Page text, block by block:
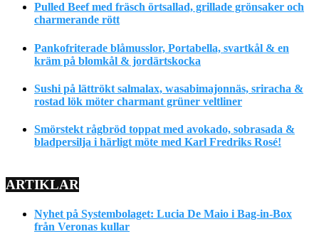
Pulled Beef med fräsch örtsallad, grillade grönsaker och
charmerande rött
Pankofriterade blåmusslor, Portabella, svartkål & en
kräm på blomkål & jordärtskocka
Sushi på lättrökt salmalax, wasabimajonnäs, sriracha &
rostad lök möter charmant grüner veltliner
Smörstekt rågbröd toppat med avokado, sobrasada &
bladpersilja i härligt möte med Karl Fredriks Rosé!
ARTIKLAR
Nyhet på Systembolaget: Lucia De Maio i Bag-in-Box
från Veronas kullar